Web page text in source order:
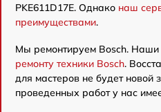
PKE611D17E. Однако наш
преимуществами.
Мы ремонтируем Bosch. Наши
ремонту техники Bosch.
для мастеров не будет новой
проведенных работ у нас